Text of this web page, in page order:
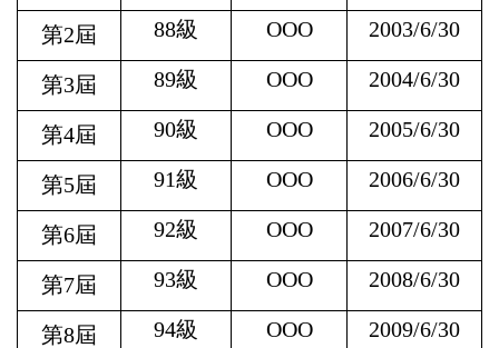
第2屆 88級 OOO 2003/6/30
第3屆 89級 OOO 2004/6/30
第4屆 90級 OOO 2005/6/30
第5屆 91級 OOO 2006/6/30
第6屆 92級 OOO 2007/6/30
第7屆 93級 OOO 2008/6/30
第8屆 94級 OOO 2009/6/30